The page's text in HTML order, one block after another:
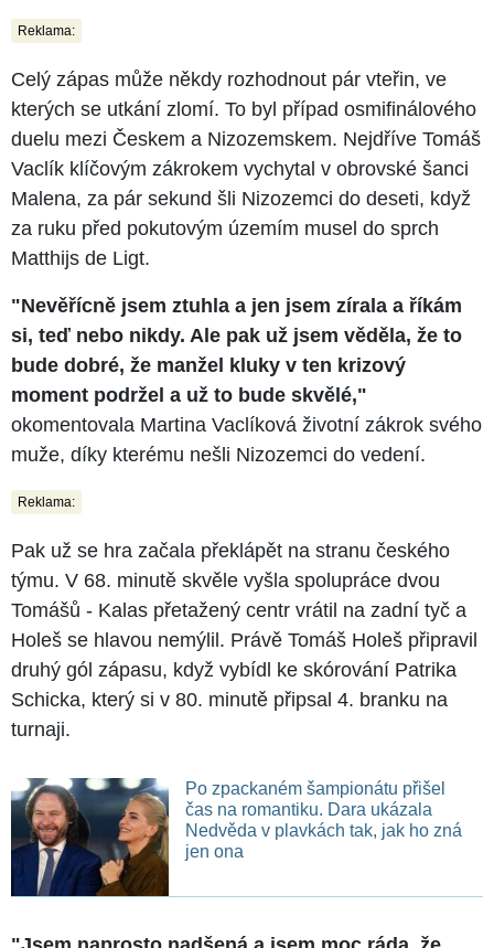
Reklama:
Celý zápas může někdy rozhodnout pár vteřin, ve
kterých se utkání zlomí. To byl případ osmifinálového
duelu mezi Českem a Nizozemskem. Nejdříve Tomáš
Vaclík klíčovým zákrokem vychytal v obrovské šanci
Malena, za pár sekund šli Nizozemci do deseti, když
za ruku před pokutovým územím musel do sprch
Matthijs de Ligt.
"Nevěřícně jsem ztuhla a jen jsem zírala a říkám
si, teď nebo nikdy. Ale pak už jsem věděla, že to
bude dobré, že manžel kluky v ten krizový
moment podržel a už to bude skvělé,"
okomentovala Martina Vaclíková životní zákrok svého
muže, díky kterému nešli Nizozemci do vedení.
Reklama:
Pak už se hra začala překlápět na stranu českého
týmu. V 68. minutě skvěle vyšla spolupráce dvou
Tomášů - Kalas přetažený centr vrátil na zadní tyč a
Holeš se hlavou nemýlil. Právě Tomáš Holeš připravil
druhý gól zápasu, když vybídl ke skórování Patrika
Schicka, který si v 80. minutě připsal 4. branku na
turnaji.
Po zpackaném šampionátu přišel
čas na romantiku. Dara ukázala
Nedvěda v plavkách tak, jak ho zná
jen ona